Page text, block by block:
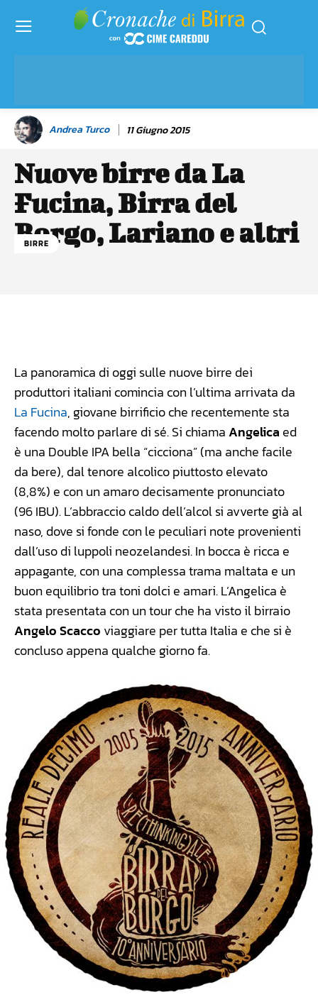
Andrea Turco 11 Giugno 2015
Nuove birre da La
Fucina, Birra del
Borgo, Lariano e altri
BIRRE
La panoramica di oggi sulle nuove birre dei
produttori italiani comincia con l’ultima arrivata da
La Fucina, giovane birrificio che recentemente sta
facendo molto parlare di sé. Si chiamaAngelica ed
è una Double IPA bella “cicciona” (ma anche facile
da bere), dal tenore alcolico piuttosto elevato
(8,8%) e con un amaro decisamente pronunciato
(96 IBU). L’abbraccio caldo dell’alcol si avverte già al
naso, dove si fonde con le peculiari note provenienti
dall’uso di luppoli neozelandesi. In bocca è ricca e
appagante, con una complessa trama maltata e un
buon equilibrio tra toni dolci e amari. L’Angelica è
stata presentata con un tour che ha visto il birraio
Angelo Scacco viaggiare per tutta Italia e che si è
concluso appena qualche giorno fa.